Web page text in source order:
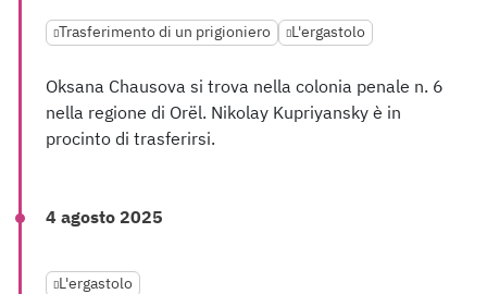
Trasferimento di un prigioniero L'ergastolo
Oksana Chausova si trova nella colonia penale n. 6
nella regione di Orël. Nikolay Kupriyansky è in
procinto di trasferirsi.
4 agosto 2025
L'ergastolo